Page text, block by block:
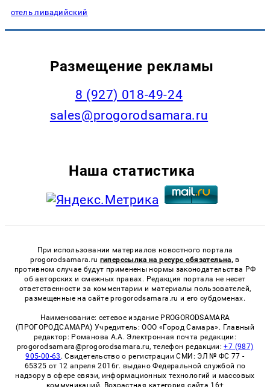
отель ливадийский
Размещение рекламы
8 (927) 018-49-24
sales@progorodsamara.ru
Наша статистика
При использовании материалов новостного портала
progorodsamara.ru гиперссылка на ресурс обязательна, в
противном случае будут применены нормы законодательства РФ
об авторских и смежных правах. Редакция портала не несет
ответственности за комментарии и материалы пользователей,
размещенные на сайте progorodsamara.ru и его субдоменах.
Наименование: сетевое издание PROGORODSAMARA
(ПРОГОРОДСАМАРА) Учредитель: ООО «Город Самара». Главный
редактор: Романова А.А. Электронная почта редакции:
progorodsamara@progorodsamara.ru, телефон редакции:+7 (987)
905-00-63 . Свидетельство о регистрации СМИ: ЭЛ № ФС 77 -
65325 от 12 апреля 2016г. выдано Федеральной службой по
надзору в сфере связи, информационных технологий и массовых
коммуникаций. Возрастная категория сайта 16+